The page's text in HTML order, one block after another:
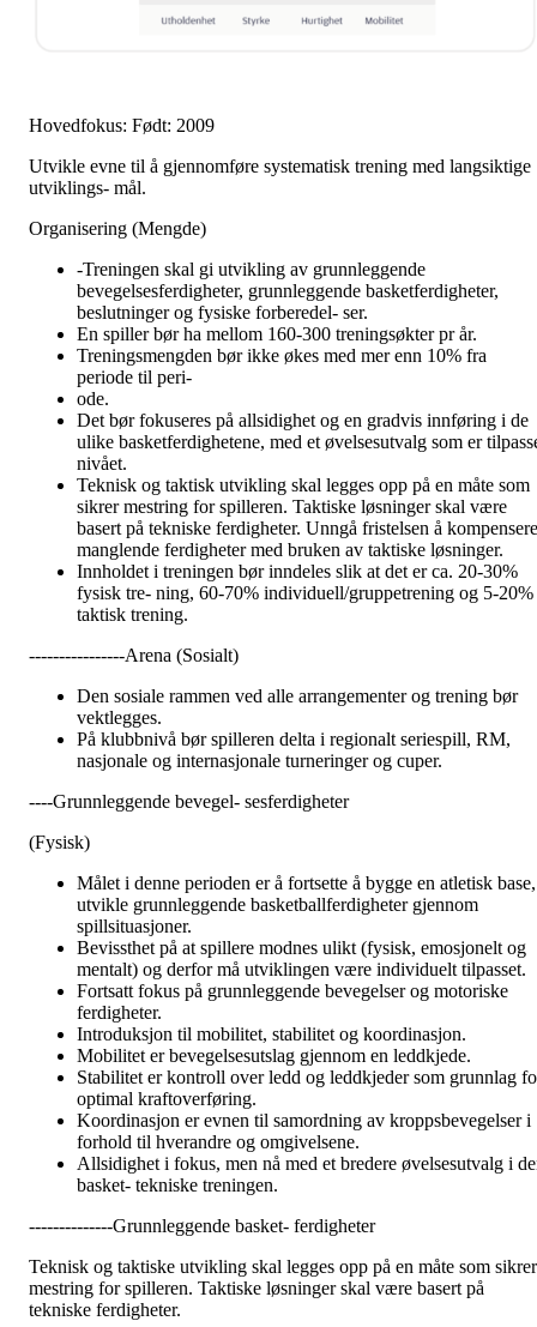
Hovedfokus: Født: 2009
Utvikle evne til å gjennomføre systematisk trening med langsiktige
utviklings- mål.
Organisering (Mengde)
-Treningen skal gi utvikling av grunnleggende
bevegelsesferdigheter, grunnleggende basketferdigheter,
beslutninger og fysiske forberedel- ser.
En spiller bør ha mellom 160-300 treningsøkter pr år.
Treningsmengden bør ikke økes med mer enn 10% fra
periode til peri-
ode.
Det bør fokuseres på allsidighet og en gradvis innføring i de
ulike basketferdighetene, med et øvelsesutvalg som er
nivået.
Teknisk og taktisk utvikling skal legges opp på en måte som
sikrer mestring for spilleren. Taktiske løsninger skal være
basert på tekniske ferdigheter. Unngå fristelsen å kompensere
manglende ferdigheter med bruken av taktiske løsninger.
Innholdet i treningen bør inndeles slik at det er ca. 20-30%
fysisk tre- ning, 60-70% individuell/gruppetrening og 5-20%
taktisk trening.
----------------Arena (Sosialt)
Den sosiale rammen ved alle arrangementer og trening bør
vektlegges.
På klubbnivå bør spilleren delta i regionalt seriespill, RM,
nasjonale og internasjonale turneringer og cuper.
----Grunnleggende bevegel- sesferdigheter
(Fysisk)
Målet i denne perioden er å fortsette å bygge en atletisk base,
utvikle grunnleggende basketballferdigheter gjennom
spillsituasjoner.
Bevissthet på at spillere modnes ulikt (fysisk, emosjonelt og
mentalt) og derfor må utviklingen være individuelt tilpasset.
Fortsatt fokus på grunnleggende bevegelser og motoriske
ferdigheter.
Introduksjon til mobilitet, stabilitet og koordinasjon.
Mobilitet er bevegelsesutslag gjennom en leddkjede.
Stabilitet er kontroll over ledd og leddkjeder som grunnlag
optimal kraftoverføring.
Koordinasjon er evnen til samordning av kroppsbevegelser i
forhold til hverandre og omgivelsene.
Allsidighet i fokus, men nå med et bredere øvelsesutvalg i
basket- tekniske treningen.
--------------Grunnleggende basket- ferdigheter
Teknisk og taktiske utvikling skal legges opp på en måte som sikrer
mestring for spilleren. Taktiske løsninger skal være basert på
tekniske ferdigheter.